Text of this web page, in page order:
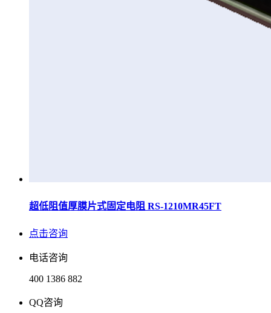
超低阻值厚膜片式固定电阻 RS-1210MR45FT
点击咨询
电话咨询
400 1386 882
QQ咨询